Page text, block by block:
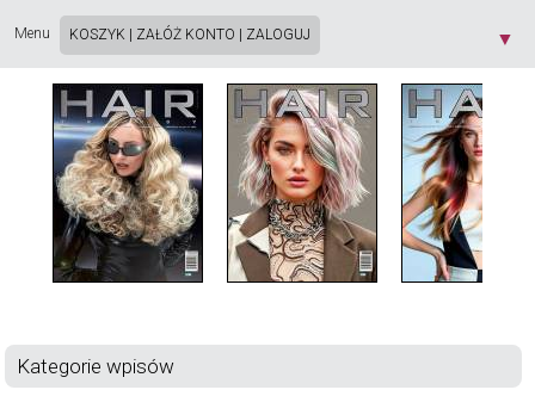
Menu ▼
KOSZYK ZAŁÓŻ KONTO ZALOGUJ
Kategorie wpisów
cookie, zgodnie z aktualnymi ustawieniami przeglądarki. Dowiedz się więcej o
Prywatności [X]